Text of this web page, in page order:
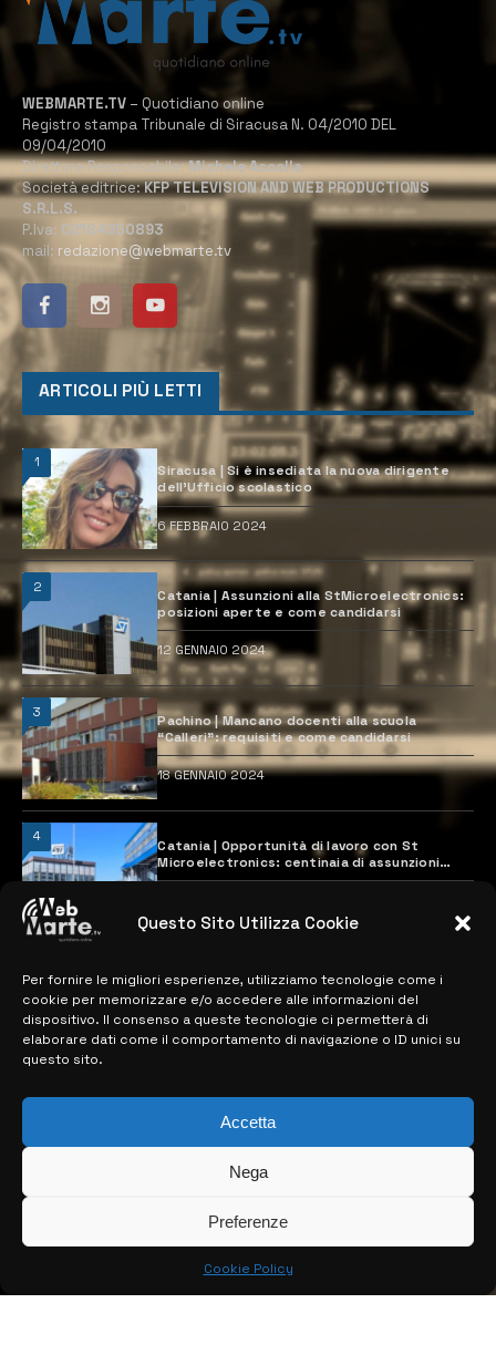
Questo Sito Utilizza Cookie
Per fornire le migliori esperienze, utilizziamo tecnologie come i
cookie per memorizzare e/o accedere alle informazioni del
dispositivo. Il consenso a queste tecnologie ci permetterà di
elaborare dati come il comportamento di navigazione o ID unici su
questo sito.
Accetta
Nega
Preferenze
Cookie Policy
WEBMARTE.TV – Quotidiano online
Registro stampa Tribunale di Siracusa N. 04/2010 DEL
09/04/2010
Direttore Responsabile:Michele Accolla
Società editrice:KFP TELEVISION AND WEB PRODUCTIONS
S.R.L.S.
P.Iva: 02184950893
mail: redazione@webmarte.tv
ARTICOLI PIÙ LETTI
1
Siracusa | Si è insediata la nuova dirigente
dell’Ufficio scolastico
6 FEBBRAIO 2024
2
Catania | Assunzioni alla StMicroelectronics:
posizioni aperte e come candidarsi
12 GENNAIO 2024
3
Pachino | Mancano docenti alla scuola
“Calleri”: requisiti e come candidarsi
18 GENNAIO 2024
4
Catania | Opportunità di lavoro con St
Microelectronics: centinaia di assunzioni
previste
MAPPA DEL SITO
> NOTIZIE